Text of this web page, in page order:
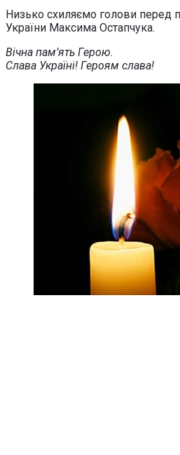
Низько схиляємо голови перед
України Максима Остапчука.
Вічна пам’ять Герою.
Слава Україні! Героям слава!